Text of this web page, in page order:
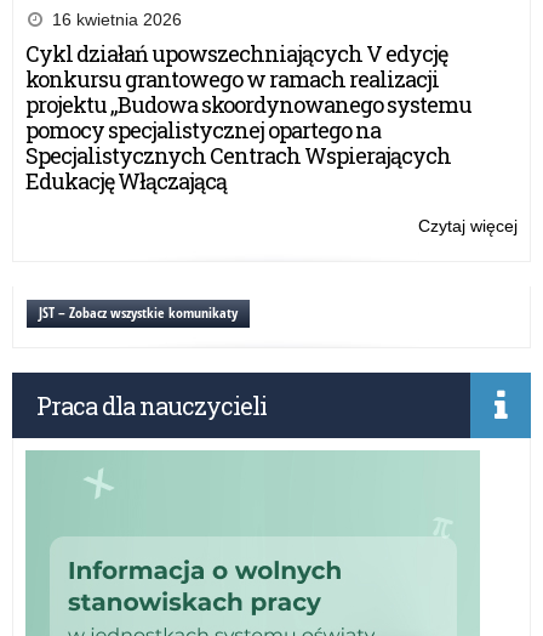
16 kwietnia 2026
Cykl działań upowszechniających V edycję
konkursu grantowego w ramach realizacji
projektu „Budowa skoordynowanego systemu
pomocy specjalistycznej opartego na
Specjalistycznych Centrach Wspierających
Edukację Włączającą
Czytaj więcej
JST – Zobacz wszystkie komunikaty
Praca dla nauczycieli